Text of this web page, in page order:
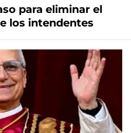
para eliminar el
los intendentes